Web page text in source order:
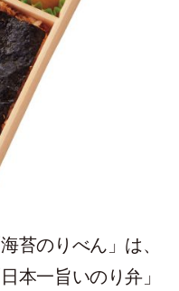
苔のりべん」は、
本一旨いのり弁」